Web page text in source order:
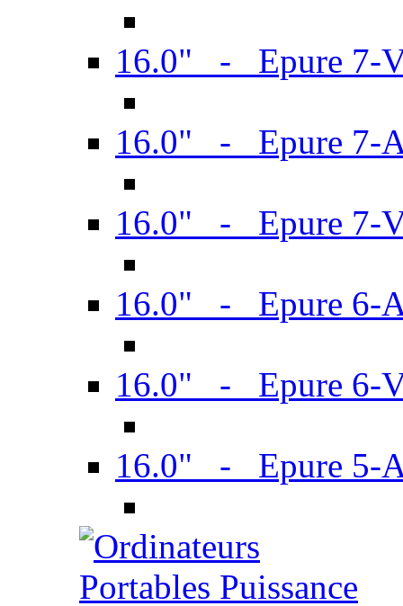
16.0" - Epure 7-
16.0" - Epure 7-
16.0" - Epure 7-
16.0" - Epure 6-
16.0" - Epure 6-
16.0" - Epure 5-